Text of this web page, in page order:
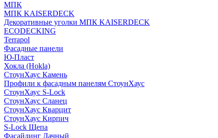
МПК
МПК KAISERDECK
Декоративные уголки МПК KAISERDECK
ECODECKING
Terrapol
Фасадные панели
Ю-Пласт
Хокла (Hokla)
СтоунХаус Камень
Профили к фасадным панелям СтоунХаус
СтоунХаус S-Lock
СтоунХаус Сланец
СтоунХаус Кварцит
СтоунХаус Кирпич
S-Lock Щепа
Фасайдинг Дачный